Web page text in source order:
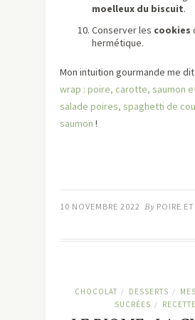
moelleux du biscuit.
Conserver les cookies
hermétique.
Mon intuition gourmande me
wrap : poire, carotte, saumon
salade poires, spaghetti de
saumon !
10 NOVEMBRE 2022 By POIRE
CHOCOLAT / DESSERTS /
SUCRÉES /